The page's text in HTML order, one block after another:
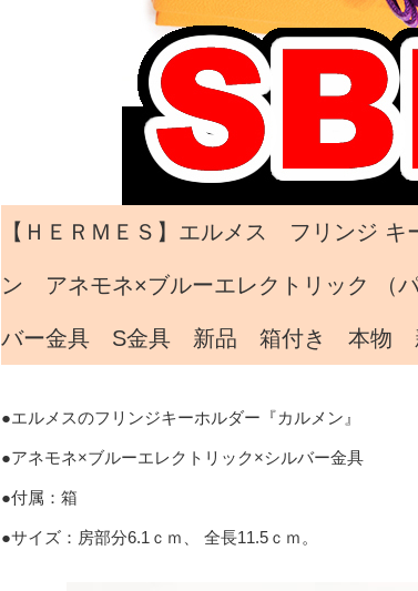
【ＨＥＲＭＥＳ】エルメス フリンジ
ン アネモネ×ブルーエレクトリック （
バー金具 S金具 新品 箱付き 本物
●エルメスのフリンジキーホルダー『カルメン』
●アネモネ×ブルーエレクトリック×シルバー金具
●付属：箱
●サイズ：房部分6.1ｃｍ、 全長11.5ｃｍ。